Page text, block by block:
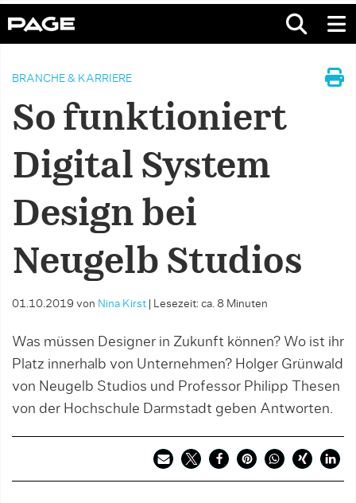
BRANCHE & KARRIERE
So funktioniert
Digital System
Design bei
Neugelb Studios
01.10.2019 von Nina Kirst Lesezeit: ca. 8 Minuten
Was müssen Designer in Zukunft können? Wo ist ihr
Platz innerhalb von Unternehmen? Holger Grünwald
von Neugelb Studios und Professor Philipp Thesen
von der Hochschule Darmstadt geben Antworten.